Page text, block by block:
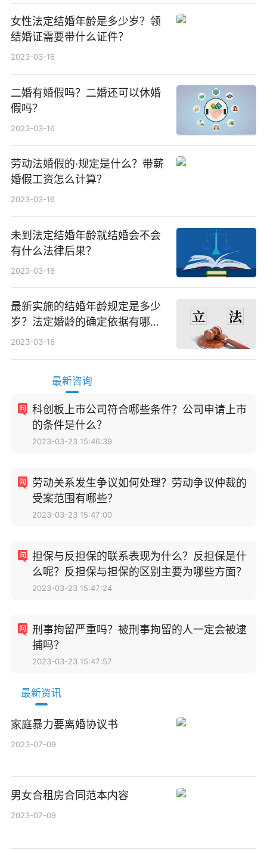
女性法定结婚年龄是多少岁？领
结婚证需要带什么证件？
2023-03-16
二婚有婚假吗？二婚还可以休婚
假吗？
2023-03-16
劳动法婚假的·规定是什么？带薪
婚假工资怎么计算？
2023-03-16
未到法定结婚年龄就结婚会不会
有什么法律后果？
2023-03-16
最新实施的结婚年龄规定是多少
岁？法定婚龄的确定依据有哪
些？
2023-03-16
最新咨询
科创板上市公司符合哪些条件？公司申请上市
的条件是什么？
2023-03-23 15:46:39
劳动关系发生争议如何处理？劳动争议仲裁的
受案范围有哪些？
2023-03-23 15:47:00
担保与反担保的联系表现为什么？反担保是什
么呢？反担保与担保的区别主要为哪些方面？
2023-03-23 15:47:24
刑事拘留严重吗？被刑事拘留的人一定会被逮
捕吗？
2023-03-23 15:47:57
最新资讯
家庭暴力要离婚协议书
2023-07-09
男女合租房合同范本内容
2023-07-09